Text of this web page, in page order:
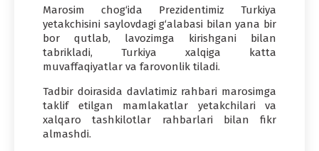
Marosim chog‘ida Prezidentimiz Turkiya
yetakchisini saylovdagi g‘alabasi bilan yana bir
bor qutlab, lavozimga kirishgani bilan
tabrikladi, Turkiya xalqiga katta
muvaffaqiyatlar va farovonlik tiladi.
Tadbir doirasida davlatimiz rahbari marosimga
taklif etilgan mamlakatlar yetakchilari va
xalqaro tashkilotlar rahbarlari bilan fikr
almashdi.